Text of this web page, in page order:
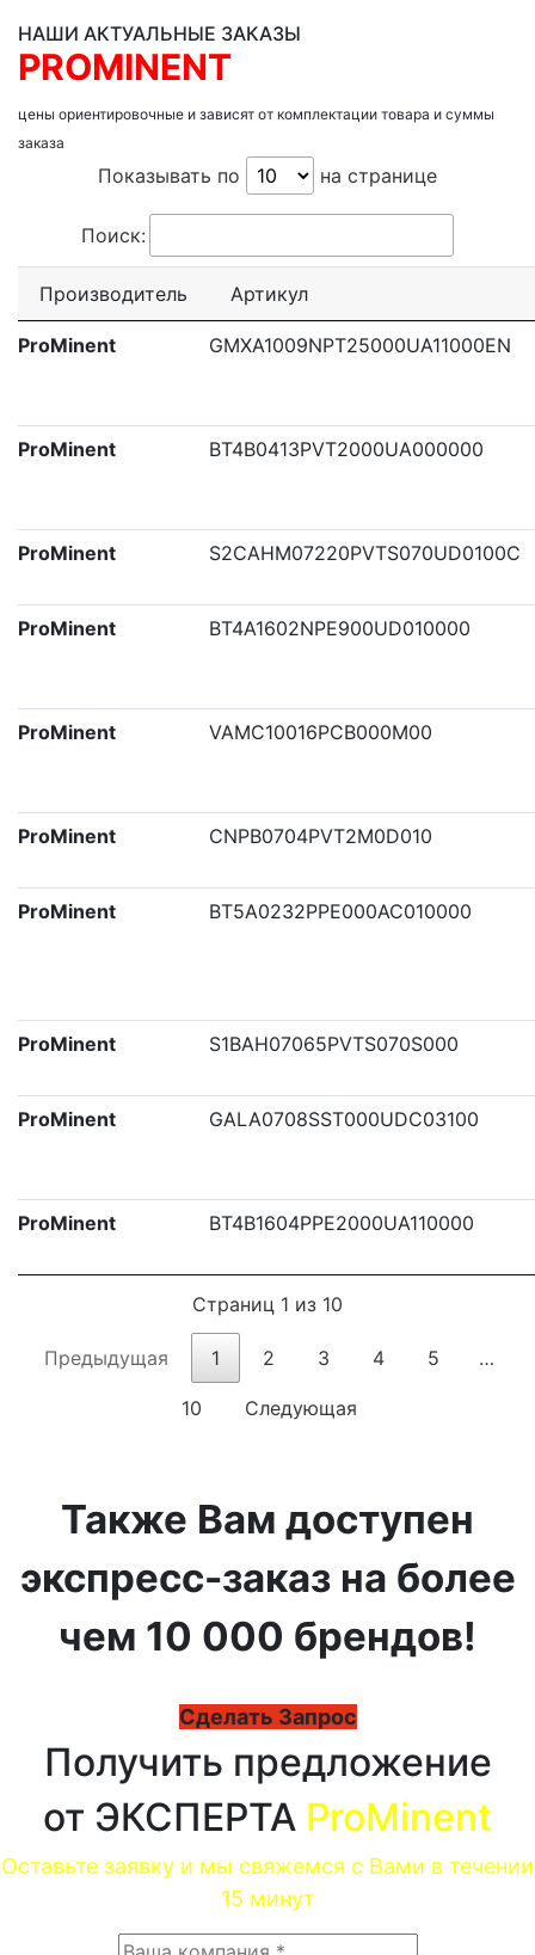
НАШИ АКТУАЛЬНЫЕ ЗАКАЗЫ
PROMINENT
цены ориентировочные и зависят от комплектации товара и суммы
заказа
Показывать по на странице
Поиск:
Производитель Артикул
ProMinent GMXA1009NPT25000UA11000EN
ProMinent BT4B0413PVT2000UA000000
ProMinent S2CAHM07220PVTS070UD0100C
ProMinent BT4A1602NPE900UD010000
ProMinent VAMC10016PCB000M00
ProMinent CNPB0704PVT2M0D010
ProMinent BT5A0232PPE000AC010000
ProMinent S1BAH07065PVTS070S000
ProMinent GALA0708SST000UDC03100
ProMinent BT4B1604PPE2000UA110000
Страниц 1 из 10
Предыдущая 1 2 3 4 5 …
10 Следующая
Также Вам доступен
экспресс-заказ на более
чем 10 000 брендов!
Сделать Запрос
Получить предложение
от ЭКСПЕРТА ProMinent
Оставьте заявку и мы свяжемся с Вами в течении
15 минут